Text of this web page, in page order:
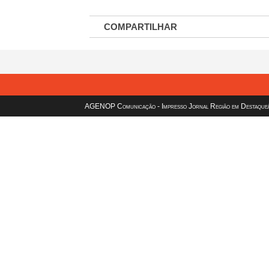
COMPARTILHAR
AGENOP Comunicação - Impresso Jornal Região em